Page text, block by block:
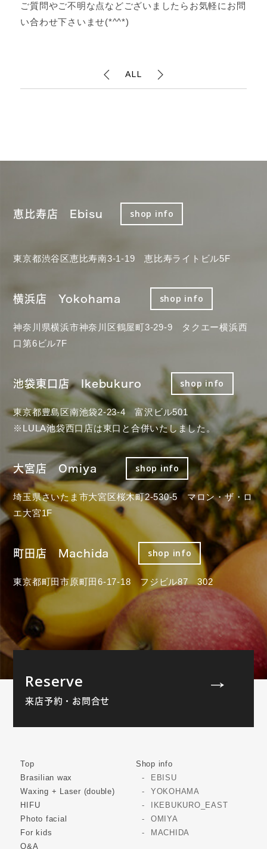
ご質問やご不明な点などございましたらお気軽にお問
い合わせ下さいませ(*^^*)
ALL
恵比寿店 Ebisu shop info
東京都渋谷区恵比寿南3-1-19 恵比寿ライトビル5F
横浜店 Yokohama shop info
神奈川県横浜市神奈川区鶴屋町3-29-9 タクエー横浜西
口第6ビル7F
池袋東口店 Ikebukuro shop info
東京都豊島区南池袋2-23-4 富沢ビル501
※LULA池袋西口店は東口と合併いたしました。
大宮店 Omiya shop info
埼玉県さいたま市大宮区桜木町2-530-5 マロン・ザ・ロ
エ大宮1F
町田店 Machida shop info
東京都町田市原町田6-17-18 フジビル87 302
Reserve
来店予約・お問合せ
Top
Brasilian wax
Waxing + Laser (double)
HIFU
Photo facial
For kids
Q&A
Shop info
EBISU
YOKOHAMA
IKEBUKURO_EAST
OMIYA
MACHIDA